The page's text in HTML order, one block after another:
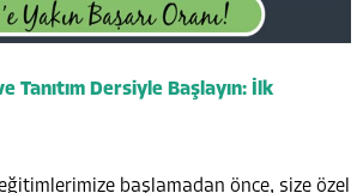
Tanıtım Dersiyle Başlayın: İlk
başlamadan önce, size özel